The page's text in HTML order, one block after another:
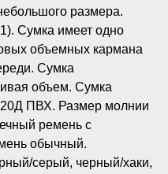
размера.
Сумка имеет одно
объемных кармана
Сумка
объем. Сумка
ПВХ. Размер молнии
ремень с
обычный.
серый, черный/хаки,